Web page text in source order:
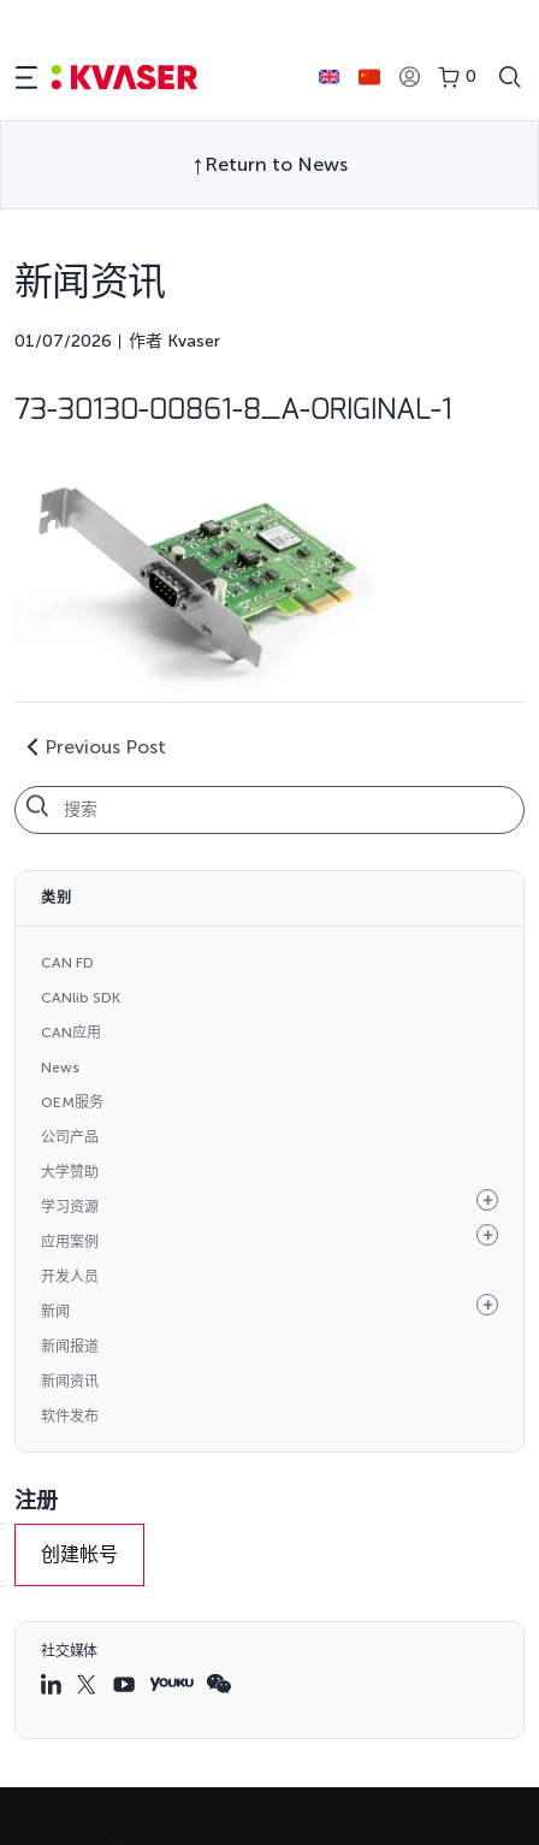
0
Return to News
新闻资讯
01/07/2026 作者 Kvaser
73-30130-00861-8_A-ORIGINAL-1
Previous Post
类别
CAN FD
CANlib SDK
CAN应用
News
OEM服务
公司产品
大学赞助
学习资源
应用案例
开发人员
新闻
新闻报道
新闻资讯
软件发布
注册
创建帐号
社交媒体